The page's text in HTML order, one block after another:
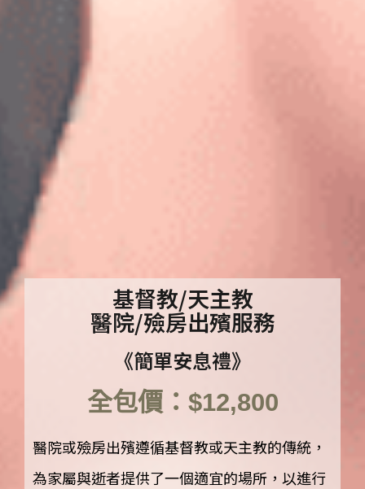
基督教/天主教
醫院/殮房出殯服務
《簡單安息禮》
全包價：$12,800
醫院或殮房出殯遵循基督教或天主教的傳統，
為家屬與逝者提供了一個適宜的場所，以進行